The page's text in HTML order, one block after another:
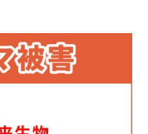
シン対策の決定版「ハ